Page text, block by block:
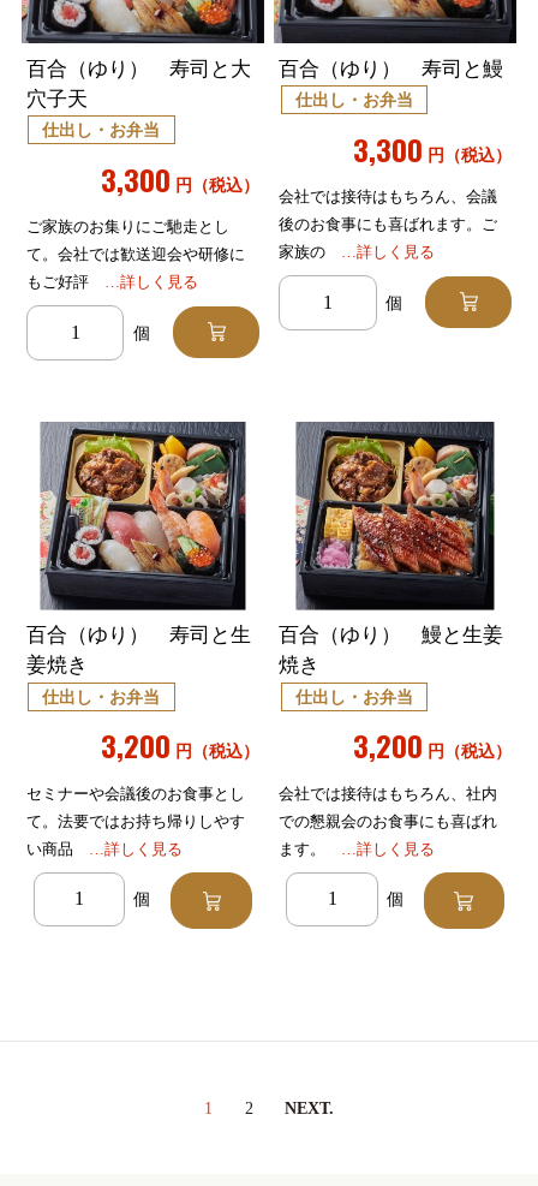
百合（ゆり） 寿司と大
穴子天
仕出し・お弁当
3,300 円（税込）
ご家族のお集りにご馳走とし
て。会社では歓送迎会や研修に
もご好評 …詳しく見る
百合（ゆり） 寿司と鰻
仕出し・お弁当
3,300 円（税込）
会社では接待はもちろん、会議
後のお食事にも喜ばれます。ご
家族の …詳しく見る
百合（ゆり） 寿司と生
姜焼き
仕出し・お弁当
3,200 円（税込）
セミナーや会議後のお食事とし
て。法要ではお持ち帰りしやす
い商品
…詳しく見る
百合（ゆり） 鰻と生姜
焼き
仕出し・お弁当
3,200 円（税込）
会社では接待はもちろん、社内
での懇親会のお食事にも喜ばれ
ます。
…詳しく見る
1 2 NEXT.